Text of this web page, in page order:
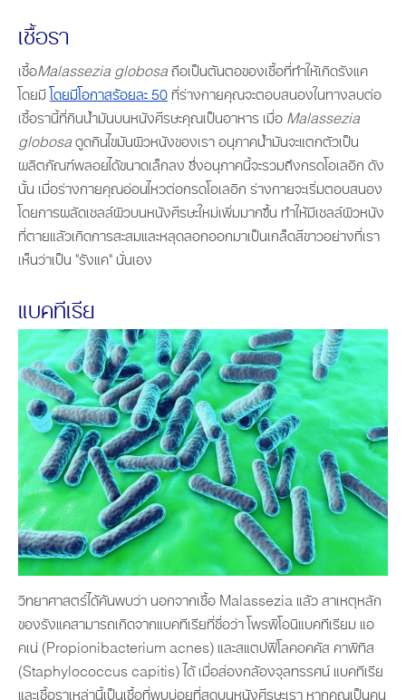
เชื้อรา
เชื้อMalassezia globosaถือเป็นต้นตอของเชื้อที่ทำให้เกิดรังแค
โดยมีโดยมีโอกาสร้อยละ 50ที่ร่างกายคุณจะตอบสนองในทางลบต่อ
เชื้อรานี้ที่กินน้ำมันบนหนังศีรษะคุณเป็นอาหาร เมื่อ Malassezia
globosaดูดกินไขมันผิวหนังของเรา อนุภาคน้ำมันจะแตกตัวเป็น
ผลิตภัณฑ์พลอยได้ขนาดเล็กลง ซึ่งอนุภาคนี้จะรวมถึงกรดโอเลอิก ดัง
นั้น เมื่อร่างกายคุณอ่อนไหวต่อกรดโอเลอิก ร่างกายจะเริ่มตอบสนอง
โดยการผลัดเซลล์ผิวบนหนังศีรษะใหม่เพิ่มมากขึ้น ทำให้มีเซลล์ผิวหนัง
ที่ตายแล้วเกิดการสะสมและหลุดลอกออกมาเป็นเกล็ดสีขาวอย่างที่เรา
เห็นว่าเป็น "รังแค" นั่นเอง
แบคทีเรีย
วิทยาศาสตร์ได้ค้นพบว่า นอกจากเชื้อ Malassezia แล้ว สาเหตุหลัก
ของรังแคสามารถเกิดจากแบคทีเรียที่ชื่อว่า โพรพิโอนิแบคทีเรียม แอ
คเน่ (Propionibacterium acnes) และสแตปฟิโลคอคคัส คาพิทิส
(Staphylococcus capitis) ได้ เมื่อส่องกล้องจุลทรรศน์ แบคทีเรีย
และเชื้อราเหล่านี้เป็นเชื้อที่พบบ่อยที่สุดบนหนังศีรษะเรา หากคุณเป็นคน